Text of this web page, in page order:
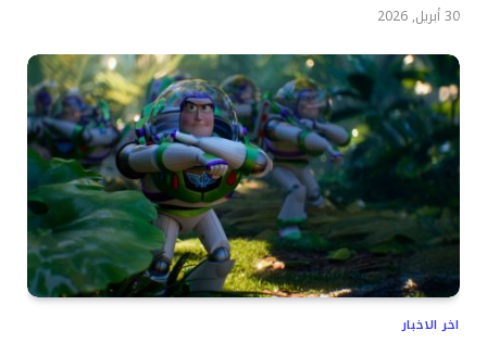
30 أبريل, 2026
اخر الاخبار